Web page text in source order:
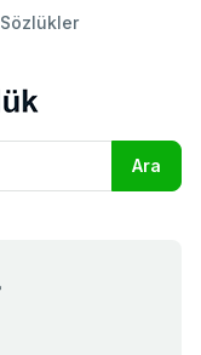
Sözlükler